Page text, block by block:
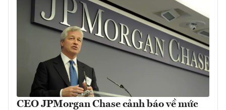
CEO JPMorgan Chase cảnh báo về mức